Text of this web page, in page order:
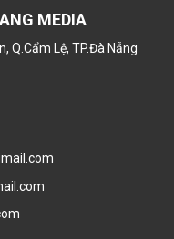
MEDIA
Q.Cẩm Lệ, TP.Đà Nẵng